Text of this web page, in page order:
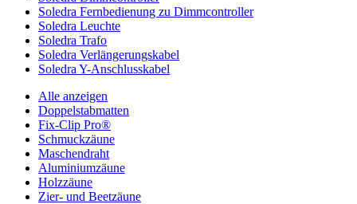
Soledra Fernbedienung zu Dimmcontroller
Soledra Leuchte
Soledra Trafo
Soledra Verlängerungskabel
Soledra Y-Anschlusskabel
Alle anzeigen
Doppelstabmatten
Fix-Clip Pro®
Schmuckzäune
Maschendraht
Aluminiumzäune
Holzzäune
Zier- und Beetzäune